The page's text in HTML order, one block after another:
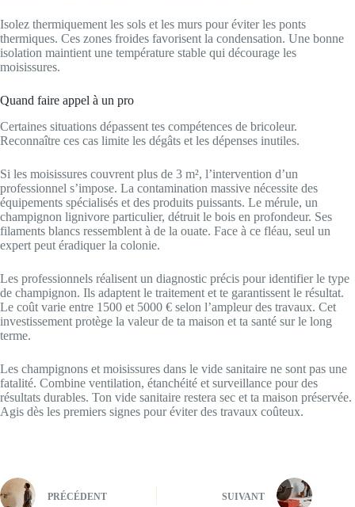
Isolez thermiquement les sols et les murs pour éviter les ponts
thermiques. Ces zones froides favorisent la condensation. Une bonne
isolation maintient une température stable qui décourage les
moisissures.
Quand faire appel à un pro
Certaines situations dépassent tes compétences de bricoleur.
Reconnaître ces cas limite les dégâts et les dépenses inutiles.
Si les moisissures couvrent plus de 3 m², l’intervention d’un
professionnel s’impose. La contamination massive nécessite des
équipements spécialisés et des produits puissants. Le mérule, un
champignon lignivore particulier, détruit le bois en profondeur. Ses
filaments blancs ressemblent à de la ouate. Face à ce fléau, seul un
expert peut éradiquer la colonie.
Les professionnels réalisent un diagnostic précis pour identifier le type
de champignon. Ils adaptent le traitement et te garantissent le résultat.
Le coût varie entre 1500 et 5000 € selon l’ampleur des travaux. Cet
investissement protège la valeur de ta maison et ta santé sur le long
terme.
Les champignons et moisissures dans le vide sanitaire ne sont pas une
fatalité. Combine ventilation, étanchéité et surveillance pour des
résultats durables. Ton vide sanitaire restera sec et ta maison préservée.
Agis dès les premiers signes pour éviter des travaux coûteux.
PRÉCÉDENT SUIVANT